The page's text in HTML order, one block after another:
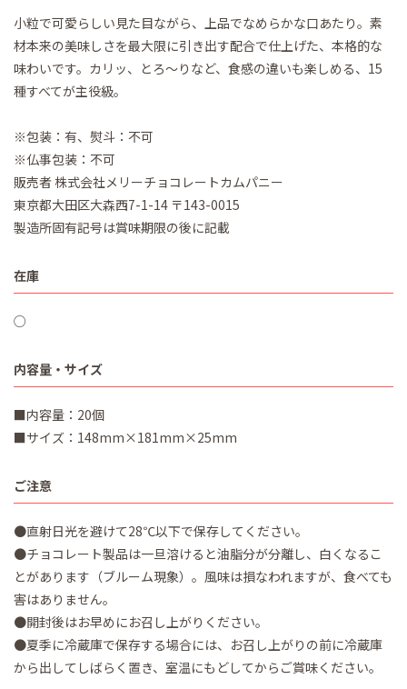
小粒で可愛らしい見た目ながら、上品でなめらかな口あたり。素
材本来の美味しさを最大限に引き出す配合で仕上げた、本格的な
味わいです。カリッ、とろ～りなど、食感の違いも楽しめる、15
種すべてが主役級。
※包装：有、熨斗：不可
※仏事包装：不可
販売者 株式会社メリーチョコレートカムパニー
東京都大田区大森西7-1-14 〒143-0015
製造所固有記号は賞味期限の後に記載
在庫
○
内容量・サイズ
■内容量：20個
■サイズ：148mm×181mm×25mm
ご注意
●直射日光を避けて28℃以下で保存してください。
●チョコレート製品は一旦溶けると油脂分が分離し、白くなるこ
とがあります（ブルーム現象）。風味は損なわれますが、食べても
害はありません。
●開封後はお早めにお召し上がりください。
●夏季に冷蔵庫で保存する場合には、お召し上がりの前に冷蔵庫
から出してしばらく置き、室温にもどしてからご賞味ください。